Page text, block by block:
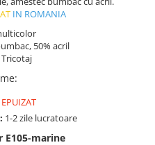
IN ROMANIA
50% acril
Tricotaj
:
1-2 zile lucratoare
E105-marine